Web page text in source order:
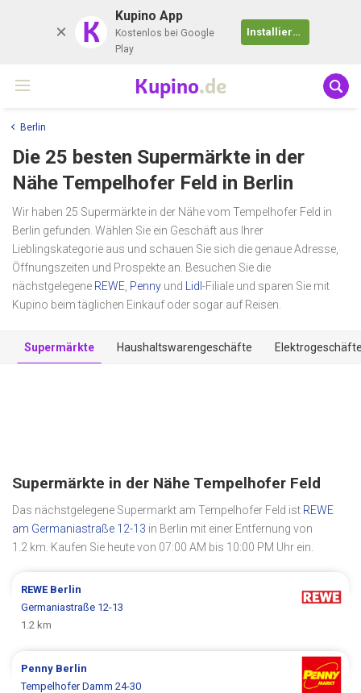
K Kupino App
Kostenlos bei Google
Play
Installieren
Kupino.de
Berlin
Die 25 besten Supermärkte in der
Nähe Tempelhofer Feld in Berlin
Wir haben 25 Supermärkte in der Nähe vom Tempelhofer Feld in
Berlin gefunden. Wählen Sie ein Geschäft aus Ihrer
Lieblingskategorie aus und schauen Sie sich die genaue Adresse,
Öffnungszeiten und Prospekte an. Besuchen Sie die
nächstgelegene REWE Penny und Lidl-Filiale und sparen Sie mit
Kupino beim täglichen Einkauf oder sogar auf Reisen.
Supermärkte Haushaltswarengeschäfte
Supermärkte in der Nähe Tempelhofer Feld
Das nächstgelegene Supermarkt am Tempelhofer Feld ist REWE
am Germaniastraße 12-13 in Berlin mit einer Entfernung von
1.2 km. Kaufen Sie heute von 07:00 AM bis 10:00 PM Uhr ein.
REWE Berlin
Germaniastraße 12-13
1.2 km
Penny Berlin
Tempelhofer Damm 24-30